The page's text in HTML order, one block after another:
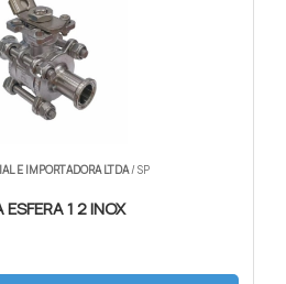
E IMPORTADORA LTDA/ SP
ESFERA 1 2 INOX